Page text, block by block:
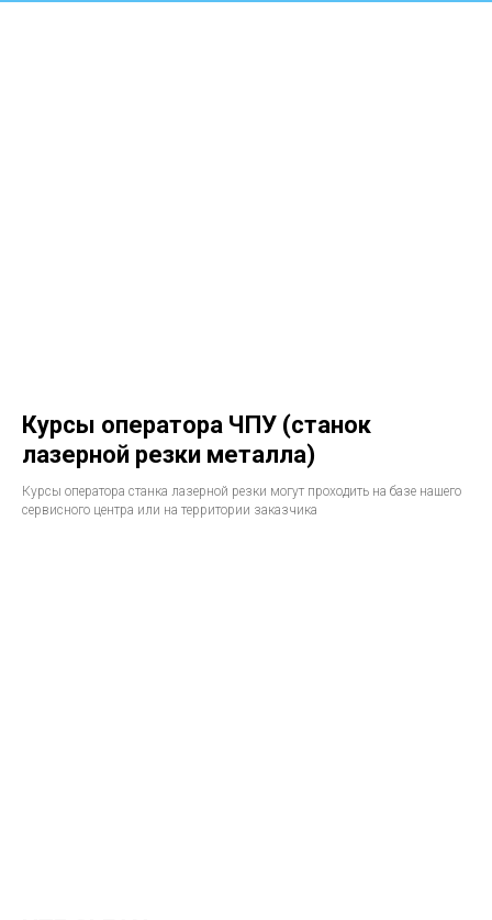
Курсы оператора ЧПУ (станок
лазерной резки металла)
Курсы оператора станка лазерной резки могут проходить на базе нашего
сервисного центра или на территории заказчика